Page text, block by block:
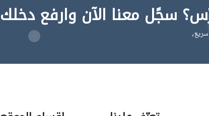
سجًل معنا الآن وارفع دخلك